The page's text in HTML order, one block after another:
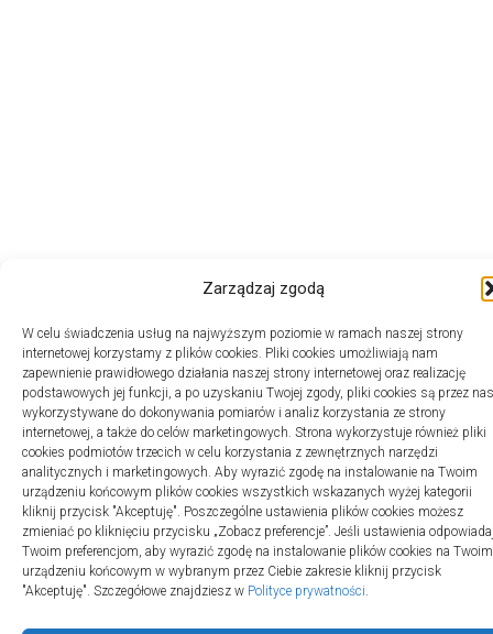
Zarządzaj zgodą
W celu świadczenia usług na najwyższym poziomie w ramach naszej strony
internetowej korzystamy z plików cookies. Pliki cookies umożliwiają nam
zapewnienie prawidłowego działania naszej strony internetowej oraz realizację
podstawowych jej funkcji, a po uzyskaniu Twojej zgody, pliki cookies są przez nas
wykorzystywane do dokonywania pomiarów i analiz korzystania ze strony
internetowej, a także do celów marketingowych. Strona wykorzystuje również pliki
cookies podmiotów trzecich w celu korzystania z zewnętrznych narzędzi
analitycznych i marketingowych. Aby wyrazić zgodę na instalowanie na Twoim
urządzeniu końcowym plików cookies wszystkich wskazanych wyżej kategorii
kliknij przycisk "Akceptuję". Poszczególne ustawienia plików cookies możesz
zmieniać po kliknięciu przycisku „Zobacz preferencje”. Jeśli ustawienia
Twoim preferencjom, aby wyrazić zgodę na instalowanie plików cookies na Twoim
urządzeniu końcowym w wybranym przez Ciebie zakresie kliknij przycisk
"Akceptuję". Szczegółowe znajdziesz w Polityce prywatności.